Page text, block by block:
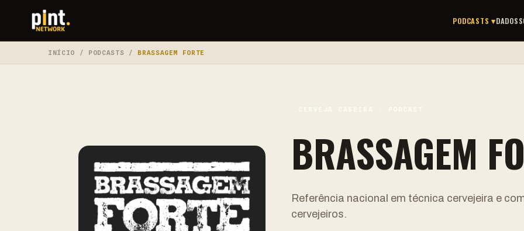
PODCASTS ▾DADOS
INÍCIO / PODCASTS / BRASSAGEM FORTE
BRASSAGEM
Referência nacional em técnica cervejeira e
cervejeiros.